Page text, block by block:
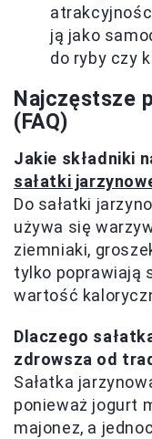
ją jako
do ryby czy
Najczęstsze
(FAQ)
Jakie składniki
sałatki
Do sałatki
używa się
ziemniaki,
tylko poprawiają
wartość
Dlaczego
zdrowsza od
Sałatka
ponieważ jogurt
majonez, a